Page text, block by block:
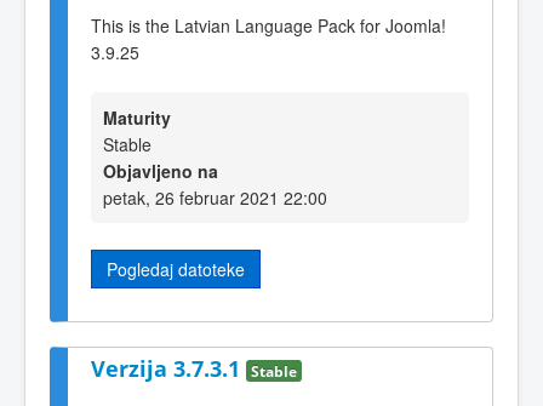
This is the Latvian Language Pack for Joomla!
3.9.25
Maturity
Stable
Objavljeno na
petak, 26 februar 2021 22:00
Pogledaj datoteke
Verzija 3.7.3.1 Stable